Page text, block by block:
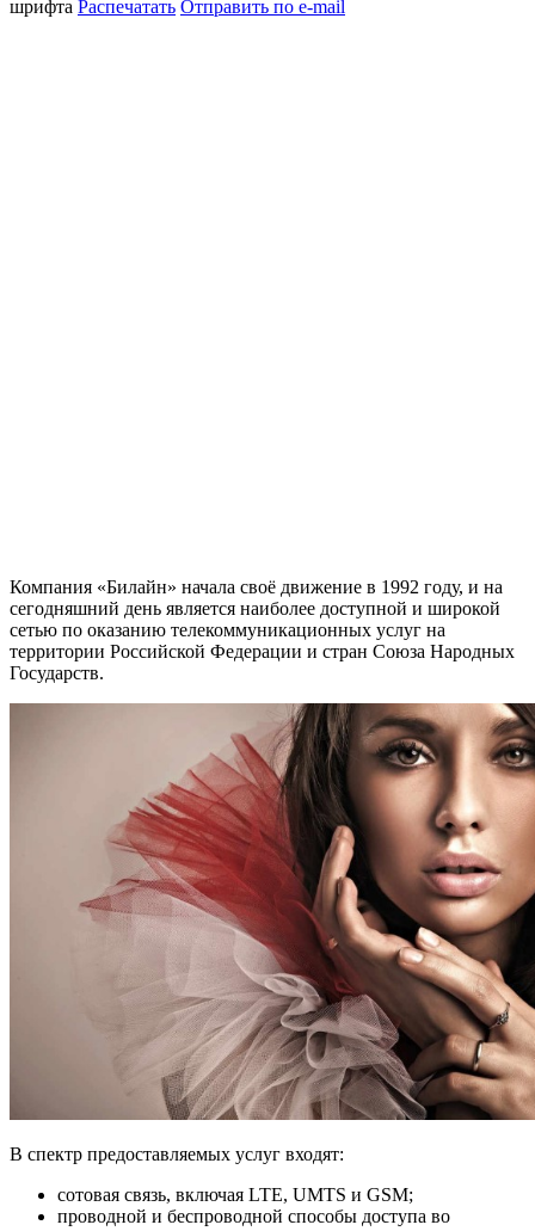
шрифта Распечатать Отправить по e-mail
Компания «Билайн» начала своё движение в 1992 году, и на
сегодняшний день является наиболее доступной и широкой
сетью по оказанию телекоммуникационных услуг на
территории Российской Федерации и стран Союза Народных
Государств.
В спектр предоставляемых услуг входят:
сотовая связь, включая LTE, UMTS и GSM;
проводной и беспроводной способы доступа во